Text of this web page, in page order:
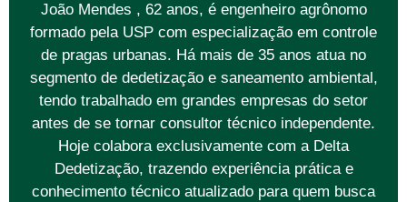
João Mendes , 62 anos, é engenheiro agrônomo
formado pela USP com especialização em controle
de pragas urbanas. Há mais de 35 anos atua no
segmento de dedetização e saneamento ambiental,
tendo trabalhado em grandes empresas do setor
antes de se tornar consultor técnico independente.
Hoje colabora exclusivamente com a Delta
Dedetização, trazendo experiência prática e
conhecimento técnico atualizado para quem busca